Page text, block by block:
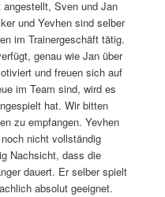
Sven und Jan
und Yevhen sind selber
im Trainergeschäft tätig.
genau wie Jan über
und freuen sich auf
im Team sind, wird es
hat. Wir bitten
zu empfangen. Yevhen
nicht vollständig
Nachsicht, dass die
dauert. Er selber spielt
absolut geeignet.